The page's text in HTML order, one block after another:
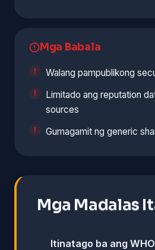
Mga Babala
Walang pampublikong
Limitado ang reputation
sources
Gumagamit ng generic
Mga Madalas
Itinatago ba ang